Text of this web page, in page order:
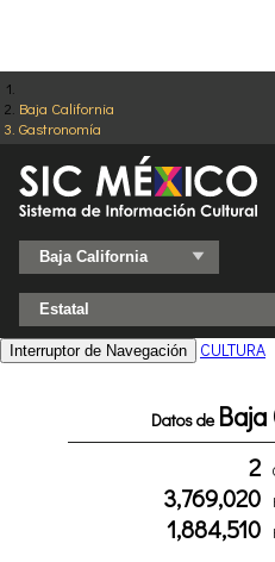
Baja California
Gastronomía
Interruptor de Navegación CULTURA
Datos de
2
3,769,020
1,884,510